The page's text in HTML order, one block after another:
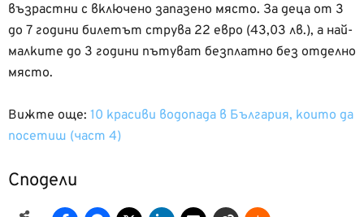
възрастни с включено запазено място. За деца от 3
до 7 години билетът струва 22 евро (43,03 лв.), а най-
малките до 3 години пътуват безплатно без отделно
място.
Вижте още: 10 красиви водопада в България, които да
посетиш (част 4)
Сподели